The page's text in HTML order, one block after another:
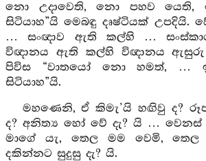
නො උදාවෙති, නො පහව යෙති,
සිටියාහ”යි මෙබඳු දෘෂ්ටියක් උපදියි.
… සංඥාව ඇති කල්හි …
විඥානය ඇති කල්හි විඥානය
පිවිස “වාතයෝ නො හමත්, …
සිටියාහ”යි.
මහණෙනි, ඒ කිමැ’යි හඟිවු ද?
ද? අනිත්‍ය හෝ වේ දැ? යි …
මාගේ යැ, තෙල මම වෙමි, තෙල
දකින්නට සුදුසු දැ? යි.